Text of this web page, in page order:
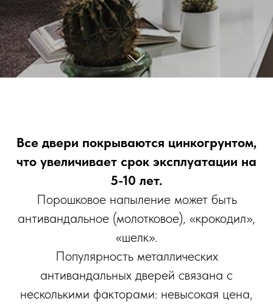
Все двери покрываются цинкогрунтом,
что увеличивает срок эксплуатации на
5-10 лет.
Порошковое напыление может быть
антивандальное (молотковое), «крокодил»,
«шелк».
Популярность металлических
антивандальных дверей связана с
несколькими факторами: невысокая цена,